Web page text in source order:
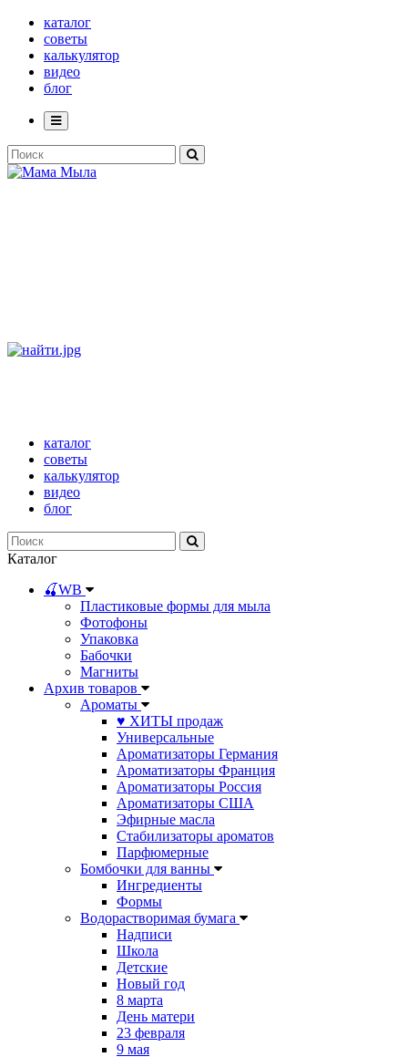
каталог
советы
калькулятор
видео
блог
каталог
советы
калькулятор
видео
блог
Каталог
🍒WB
Пластиковые формы для мыла
Фотофоны
Упаковка
Бабочки
Магниты
Архив товаров
Ароматы
♥ ХИТЫ продаж
Универсальные
Ароматизаторы Германия
Ароматизаторы Франция
Ароматизаторы Россия
Ароматизаторы США
Эфирные масла
Стабилизаторы ароматов
Парфюмерные
Бомбочки для ванны
Ингредиенты
Формы
Водорастворимая бумага
Надписи
Школа
Детские
Новый год
8 марта
День матери
23 февраля
9 мая